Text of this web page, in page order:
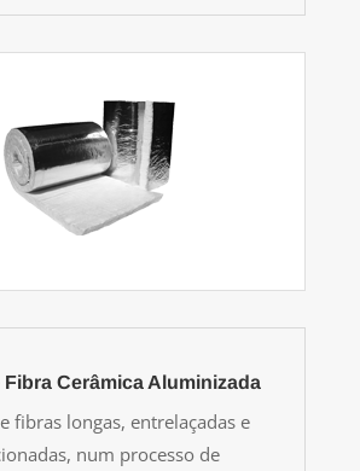
Fibra Cerâmica Aluminizada
fibras longas, entrelaçadas e
num processo de